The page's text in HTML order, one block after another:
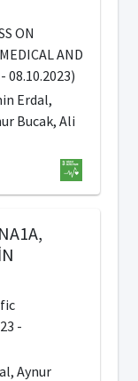
ON
AND
08.10.2023)
Erdal,
Bucak, Ali
-
Aynur